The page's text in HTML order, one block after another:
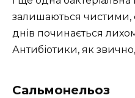
залишаються чистими,
днів починається
Антибіотики, як звично,
Сальмонельоз